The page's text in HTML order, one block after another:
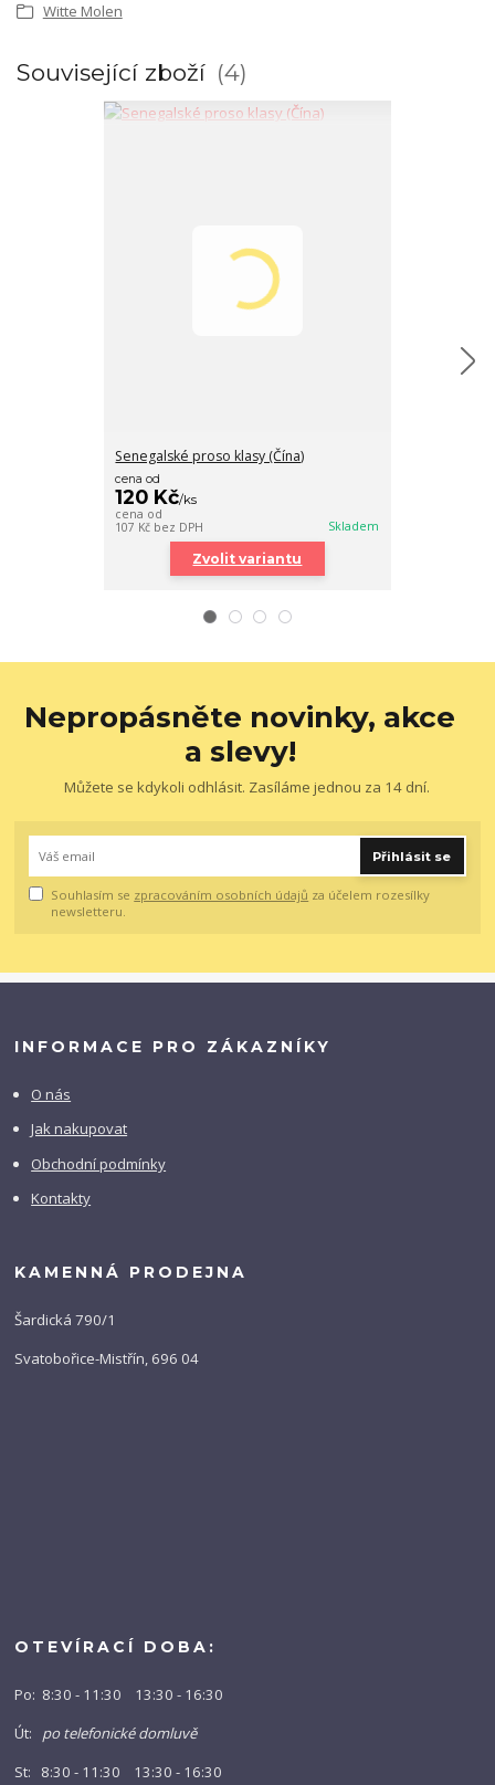
Witte Molen
Související zboží 4
Senegalské proso klasy (Čína)
cena od
120 Kč/ks
cena od
107 Kč bez DPH Skladem
Zvolit variantu
Nepropásněte novinky, akce
a slevy!
Můžete se kdykoli odhlásit. Zasíláme jednou za 14 dní.
Přihlásit se
Souhlasím se zpracováním osobních údajů za účelem rozesílky
newsletteru.
INFORMACE PRO ZÁKAZNÍKY
O nás
Jak nakupovat
Obchodní podmínky
Kontakty
KAMENNÁ PRODEJNA
Šardická 790/1
Svatobořice-Mistřín, 696 04
OTEVÍRACÍ DOBA:
Po: 8:30 - 11:30 13:30 - 16:30
Út: po telefonické domluvě
St: 8:30 - 11:30 13:30 - 16:30